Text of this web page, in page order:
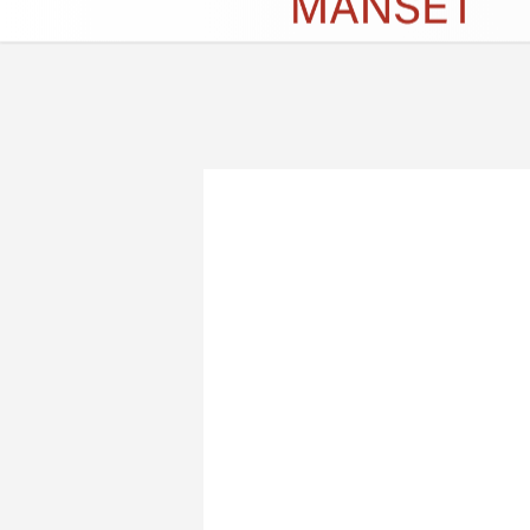
İletişim Çerez Politikası